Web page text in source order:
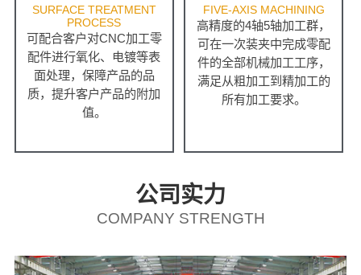
SURFACE TREATMENT
PROCESS
可配合客户对CNC加工零
配件进行氧化、电镀等表
面处理，保障产品的品
质，提升客户产品的附加
值。
FIVE-AXIS MACHINING
高精度的4轴5轴加工群，
可在一次装夹中完成零配
件的全部机械加工工序，
满足从粗加工到精加工的
所有加工要求。
公司实力
COMPANY STRENGTH